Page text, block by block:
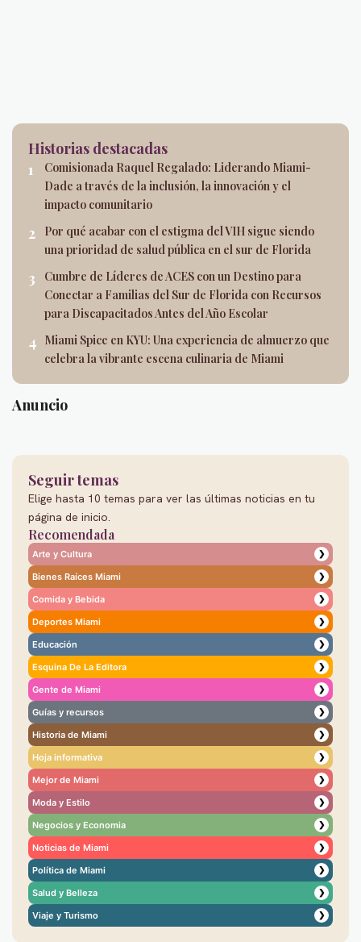
Historias destacadas
Comisionada Raquel Regalado: Liderando Miami-
Dade a través de la inclusión, la innovación y el
impacto comunitario
Por qué acabar con el estigma del VIH sigue siendo
una prioridad de salud pública en el sur de Florida
Cumbre de Líderes de ACES con un Destino para
Conectar a Familias del Sur de Florida con Recursos
para Discapacitados Antes del Año Escolar
Miami Spice en KYU: Una experiencia de almuerzo que
celebra la vibrante escena culinaria de Miami
Anuncio
Seguir temas
Elige hasta 10 temas para ver las últimas noticias en tu
página de inicio.
Recomendada
Arte y Cultura ❯
Bienes Raíces Miami ❯
Comida y Bebida ❯
Deportes Miami ❯
Educación ❯
Esquina De La Editora ❯
Gente de Miami ❯
Guías y recursos ❯
Historia de Miami ❯
Hoja informativa ❯
Mejor de Miami ❯
Moda y Estilo ❯
Negocios y Economia ❯
Noticias de Miami ❯
Política de Miami ❯
Salud y Belleza ❯
Viaje y Turismo ❯